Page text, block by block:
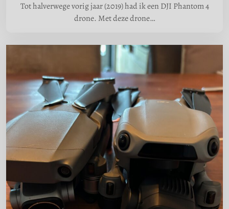
Tot halverwege vorig jaar (2019) had ik een DJI Phantom 4
drone. Met deze drone…